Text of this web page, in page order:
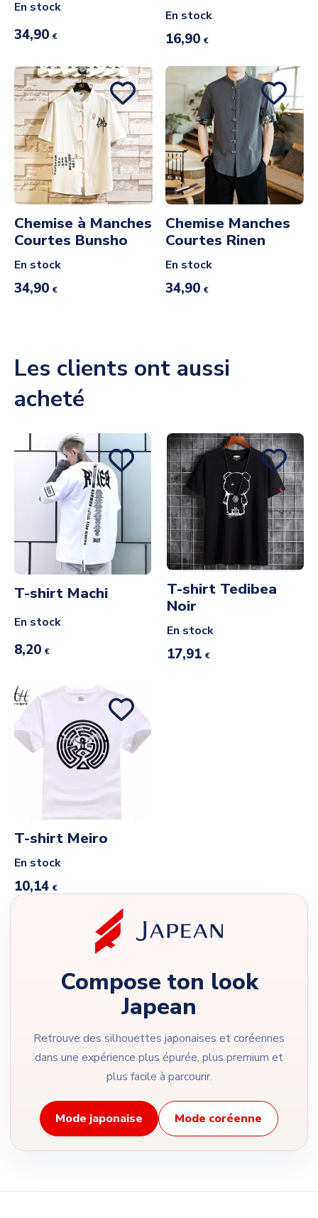
En stock
34,90 €
En stock
16,90 €
Chemise à Manches
Courtes Bunsho
En stock
34,90 €
Chemise Manches
Courtes Rinen
En stock
34,90 €
Les clients ont aussi
acheté
T-shirt Machi
En stock
8,20 €
T-shirt Tedibea
Noir
En stock
17,91 €
T-shirt Meiro
En stock
10,14 €
Compose ton look
Japean
Retrouve des silhouettes japonaises et coréennes
dans une expérience plus épurée, plus premium et
plus facile à parcourir.
Mode japonaise Mode coréenne